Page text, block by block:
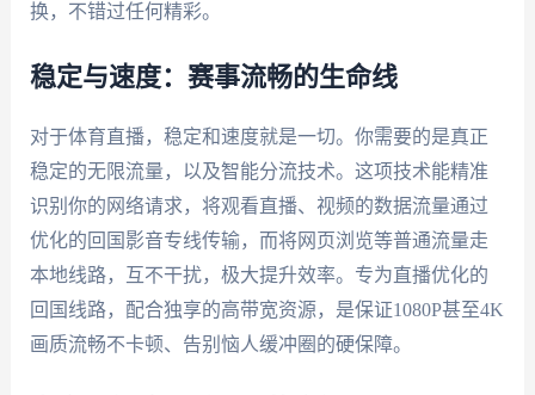
换，不错过任何精彩。
稳定与速度：赛事流畅的生命线
对于体育直播，稳定和速度就是一切。你需要的是真正
稳定的无限流量，以及智能分流技术。这项技术能精准
识别你的网络请求，将观看直播、视频的数据流量通过
优化的回国影音专线传输，而将网页浏览等普通流量走
本地线路，互不干扰，极大提升效率。专为直播优化的
回国线路，配合独享的高带宽资源，是保证1080P甚至4K
画质流畅不卡顿、告别恼人缓冲圈的硬保障。